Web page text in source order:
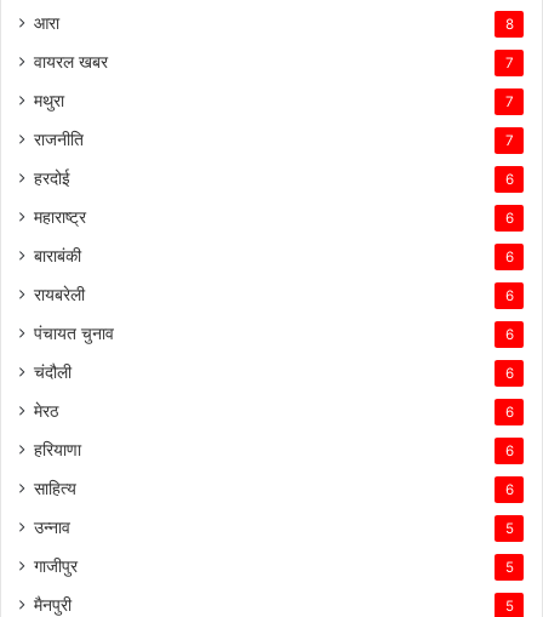
आरा 8
वायरल खबर 7
मथुरा 7
राजनीति 7
हरदोई 6
महाराष्ट्र 6
बाराबंकी 6
रायबरेली 6
पंचायत चुनाव 6
चंदौली 6
मेरठ 6
हरियाणा 6
साहित्य 6
उन्नाव 5
गाजीपुर 5
मैनपुरी 5